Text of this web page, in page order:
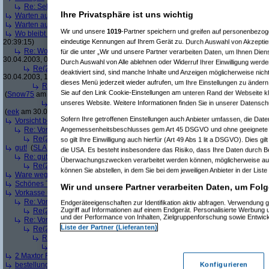
Re: Sehr gut.
Warten auf Bestellung(Cubbyam 29.04.2003, 19:02:50)
Warten auf Bestellung
Wo bleibt meine Bestellung??? Der "Service" nach der Bestellung lässt zu
20:39:15)
Re: Wo bleibt meine Bestellung??? Der "Service" nach der Bestellung
30.04.2003, 08:44:57)
Re(2): Wo bleibt meine Bestellung??? Der "Service" nach der
30.04.2003, 14:26:19)
Re(3): Wo bleibt meine Bestellung??? Der "Service" nach der
(Snow75 am 30.04.2003, 16:33:00)
Re(4): Wo bleibt meine Bestellung??? Der "Service" nach der
(eek am 30.04.2003, 17:32:41)
Vorsicht bei Vorkasse, Stornierung nicht möglich ;-((kopfwundeam
Re: Vorsicht bei Vorkasse, Stornierung nicht möglich ;-(( Snow75am
Re(2): Vorsicht bei Vorkasse, Stornierung nicht möglich ;-((eekam
gut! (SLAX
am 30.04.2003, 00:01:46)
Re: gut!
eekam 30.04.2003, 14:15:53)
Re(2): gut!
Mindfactory am 30.04.2003, 14:30:19)
Ware wegen Defekt return to Mindfactory. Einfach gebügelt.(fritzgroupyam
Schönes TFT zu einem schönen Preis(Peter_aus_Karlsruheam 01.05.2003,
Vorkasse und Versand( Goethe12am 01.05.2003, 14:36:06)
Re: Vorkasse und Versand(Crazycrack87am 02.05.2003, 05:53:26)
Re(2): Vorkasse und Versand(rudi_ibkam 02.05.2003, 06:11:45)
Re: Vorkasse und Versand(kopfwundeam 02.05.2003, 10:06:49)
Re(2): Vorkasse und Versand(Snow75
Re(3): Vorkasse und Versand
2 Maxtor Festplatten gekauft
am 01.05.2003, 16:46:55)
bestellung drucker canon 850 i (das dauert und dauert und dauert)(michael1
Ihre Privatsphäre ist uns wichtig
Wir und unsere 1019-Partner speichern und greifen auf
eindeutige Kennungen auf Ihrem Gerät zu. Durch Auswahl von
für die unter „Wir und unsere Partner verarbeiten Daten, um Ihnen
Durch Auswahl von Alle ablehnen oder Widerruf Ihrer Einwilligung
deaktiviert sind, sind manche Inhalte und Anzeigen möglicherweise
dieses Menü jederzeit wieder aufrufen, um Ihre Einstellungen zu
Sie auf den Link Cookie-Einstellungen am unteren Rand der Webseite
unseres Website. Weitere Informationen finden Sie in unserer
Sofern Ihre getroffenen Einstellungen auch Anbieter umfassen, die
Angemessenheitsbeschlusses gem Art 45 DSGVO und ohne
so gilt Ihre Einwilligung auch hierfür (Art 49 Abs 1 lit a DSGVO). Dies
die USA. Es besteht insbesondere das Risiko, dass Ihre Daten durch
Überwachungszwecken verarbeitet werden können, möglicherweise
können Sie abstellen, in dem Sie bei dem jeweiligen Anbieter in der
Wir und unsere Partner verarbeiten Daten, um
Endgeräteeigenschaften zur Identifikation aktiv abfragen. Verwendung
Zugriff auf Informationen auf einem Endgerät. Personalisierte Werbung
und der Performance von Inhalten, Zielgruppenforschung sowie
Liste der Partner (Lieferanten)
Konfigurieren